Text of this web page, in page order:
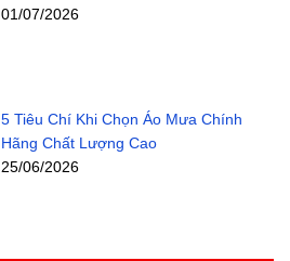
01/07/2026
5 Tiêu Chí Khi Chọn Áo Mưa Chính
Hãng Chất Lượng Cao
25/06/2026